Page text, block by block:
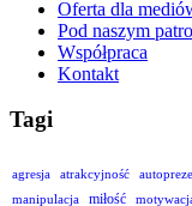
Oferta dla
Pod naszym
Współpraca
Kontakt
Tagi
agresja atrakcyjność
manipulacja
miłość